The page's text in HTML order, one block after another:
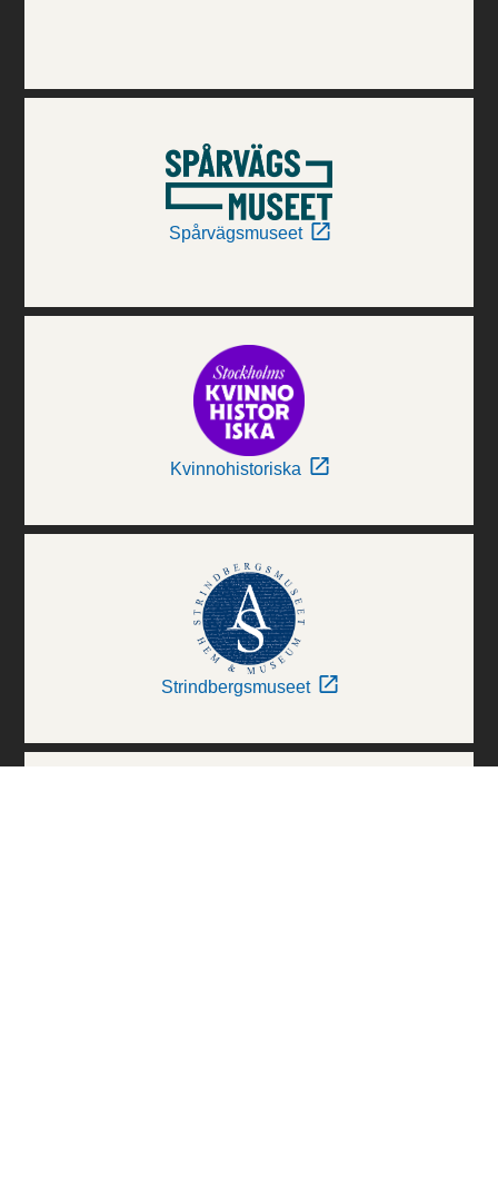
Spårvägsmuseet
Kvinnohistoriska
Strindbergsmuseet